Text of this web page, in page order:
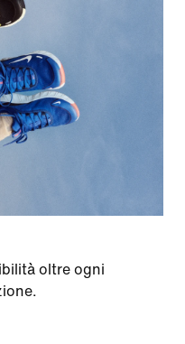
oltre ogni